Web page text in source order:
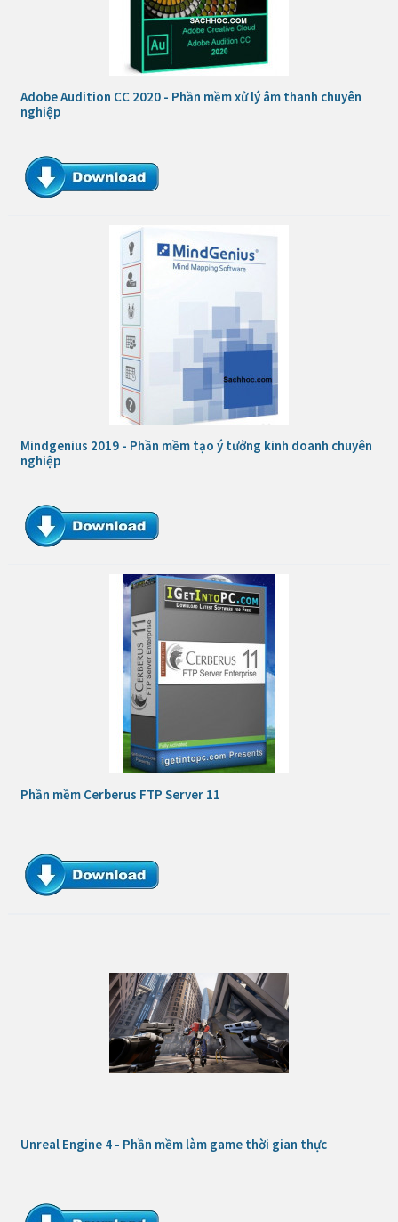
Adobe Audition CC 2020 - Phần mềm xử lý âm thanh chuyên
nghiệp
Mindgenius 2019 - Phần mềm tạo ý tưởng kinh doanh chuyên
nghiệp
Phần mềm Cerberus FTP Server 11
Unreal Engine 4 - Phần mềm làm game thời gian thực